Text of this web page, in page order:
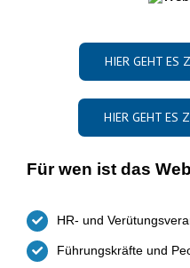
HIER GEHT ES
HIER GEHT ES
Für wen ist das
HR- und
Führungskräfte und